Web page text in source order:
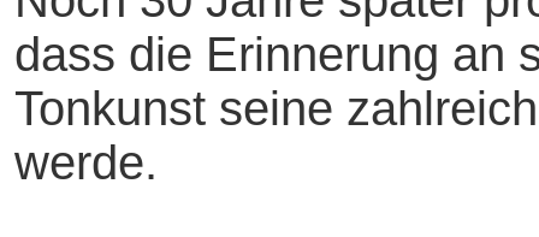
dass die Erinnerung an
Tonkunst seine
werde.